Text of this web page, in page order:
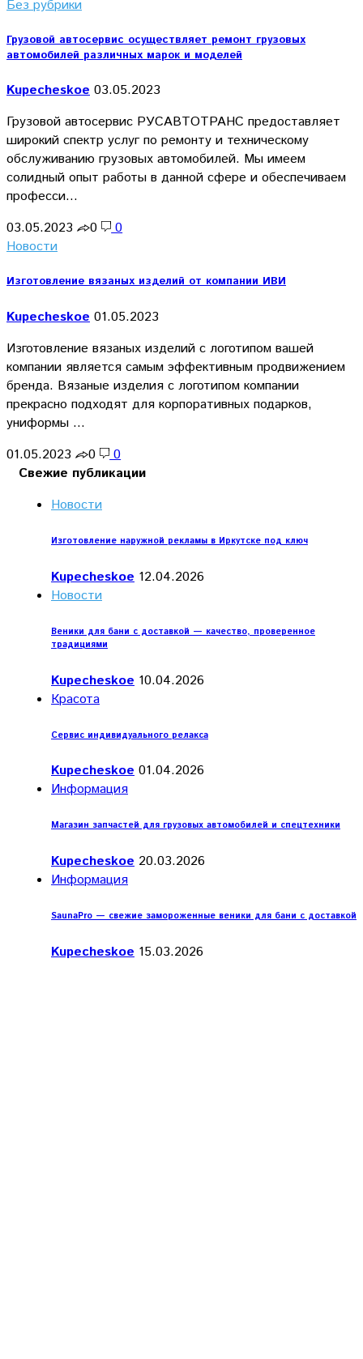
Без рубрики
Грузовой автосервис осуществляет ремонт грузовых
автомобилей различных марок и моделей
Kupecheskoe 03.05.2023
Грузовой автосервис РУСАВТОТРАНС предоставляет
широкий спектр услуг по ремонту и техническому
обслуживанию грузовых автомобилей. Мы имеем
солидный опыт работы в данной сфере и обеспечиваем
професси…
03.05.2023
0
0
Новости
Изготовление вязаных изделий от компании ИВИ
Kupecheskoe 01.05.2023
Изготовление вязаных изделий с логотипом вашей
компании является самым эффективным продвижением
бренда. Вязаные изделия с логотипом компании
прекрасно подходят для корпоративных подарков,
униформы …
01.05.2023
0
0
Свежие публикации
Новости
Изготовление наружной рекламы в Иркутске под ключ
Kupecheskoe 12.04.2026
Новости
Веники для бани с доставкой — качество, проверенное
традициями
Kupecheskoe 10.04.2026
Красота
Сервис индивидуального релакса
Kupecheskoe 01.04.2026
Информация
Магазин запчастей для грузовых автомобилей и спецтехники
Kupecheskoe 20.03.2026
Информация
SaunaPro — свежие замороженные веники для бани с доставкой
Kupecheskoe 15.03.2026